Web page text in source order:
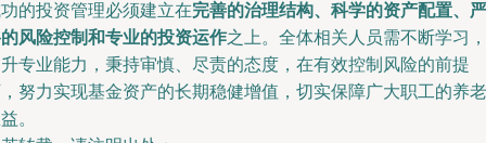
的投资管理必须建立在完善的治理结构、科学的资产配置、严
风险控制和专业的投资运作之上。全体相关人员需不断学习，
专业能力，秉持审慎、尽责的态度，在有效控制风险的前提
努力实现基金资产的长期稳健增值，切实保障广大职工的养老
。